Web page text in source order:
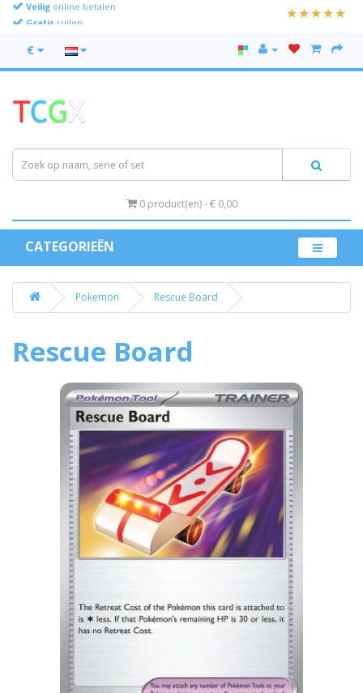
Gratis
ruilen
€
0 product(en) - € 0,00
CATEGORIEËN
Pokemon Rescue Board
Rescue Board